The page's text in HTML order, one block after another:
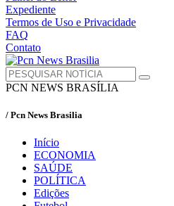
Expediente
Termos de Uso e Privacidade
FAQ
Contato
PCN NEWS BRASÍLIA
/ Pcn News Brasilia
Início
ECONOMIA
SAÚDE
POLÍTICA
Edições